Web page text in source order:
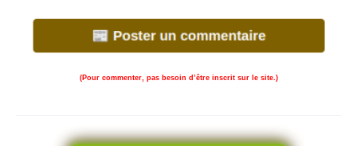
(Pour commenter, pas besoin d’être inscrit sur le site.)